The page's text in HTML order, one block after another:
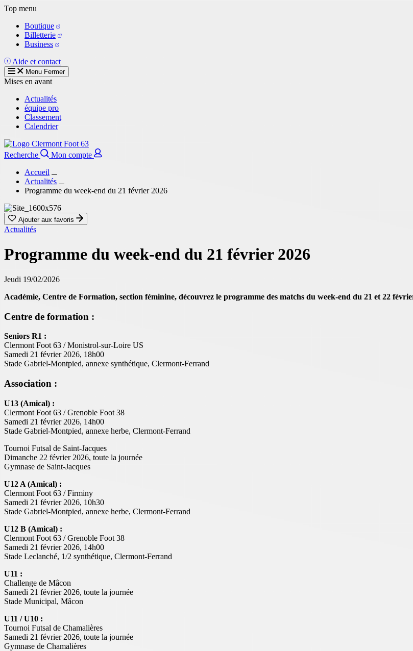
Aller
contenu
principal
Top menu
Boutique
Billetterie
Business
Aide et contact
Menu Fermer
Mises en avant
Actualités
équipe pro
Classement
Calendrier
Recherche
Mon compte
Accueil
Actualités
Programme du week-end du 21 février 2026
Ajouter aux favoris
Actualités
Programme du week-end du 21 février 2026
Jeudi 19/02/2026
Académie, Centre de Formation, section féminine, découvrez le programme des matchs du week-end du 21 et 22
Centre de formation :
Seniors R1 :
Clermont Foot 63 / Monistrol-sur-Loire US
Samedi 21 février 2026, 18h00
Stade Gabriel-Montpied, annexe synthétique, Clermont-Ferrand
Association :
U13 (Amical) :
Clermont Foot 63 / Grenoble Foot 38
Samedi 21 février 2026, 14h00
Stade Gabriel-Montpied, annexe herbe, Clermont-Ferrand
Tournoi Futsal de Saint-Jacques
Dimanche 22 février 2026, toute la journée
Gymnase de Saint-Jacques
U12 A (Amical) :
Clermont Foot 63 / Firminy
Samedi 21 février 2026, 10h30
Stade Gabriel-Montpied, annexe herbe, Clermont-Ferrand
U12 B (Amical) :
Clermont Foot 63 / Grenoble Foot 38
Samedi 21 février 2026, 14h00
Stade Leclanché, 1/2 synthétique, Clermont-Ferrand
U11 :
Challenge de Mâcon
Samedi 21 février 2026, toute la journée
Stade Municipal, Mâcon
U11 / U10 :
Tournoi Futsal de Chamalières
Samedi 21 février 2026, toute la journée
Gymnase de Chamalières